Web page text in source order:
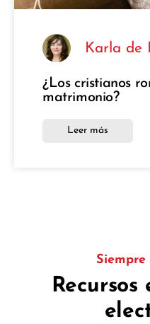
Karla de
¿Los cristianos
matrimonio?
Leer más